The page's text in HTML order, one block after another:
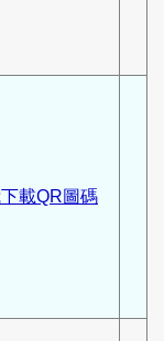
載QR圖碼